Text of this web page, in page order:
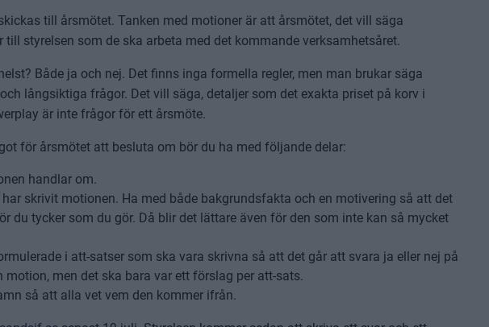
till årsmötet. Tanken med motioner är att årsmötet, det vill säga
styrelsen som de ska arbeta med det kommande verksamhetsåret.
Både ja och nej. Det finns inga formella regler, men man brukar säga
långsiktiga frågor. Det vill säga, detaljer som det exakta priset på korv i
är inte frågor för ett årsmöte.
för årsmötet att besluta om bör du ha med följande delar:
handlar om.
skrivit motionen. Ha med både bakgrundsfakta och en motivering så att det
du tycker som du gör. Då blir det lättare även för den som inte kan så mycket
i att-satser som ska vara skrivna så att det går att svara ja eller nej på
men det ska bara var ett förslag per att-sats.
så att alla vet vem den kommer ifrån.